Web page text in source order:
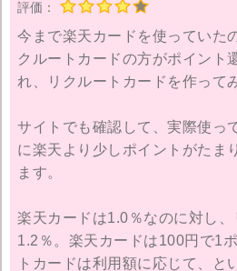
評価：
今まで楽天カードを使っていた
クルートカードの方がポイント
れ、リクルートカードを作って
サイトでも確認して、実際使っ
に楽天より少しポイントがたま
ます。
楽天カードは1.0％なのに対し
1.2％。楽天カードは100円で1
トカードは利用額に応じて、と